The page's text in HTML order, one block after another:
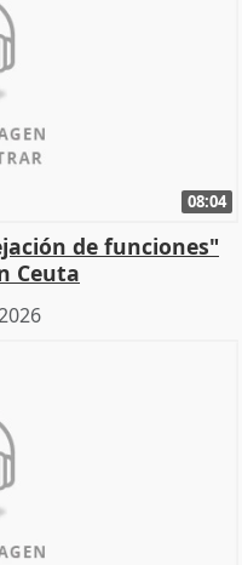
08:04
de funciones"
Ceuta